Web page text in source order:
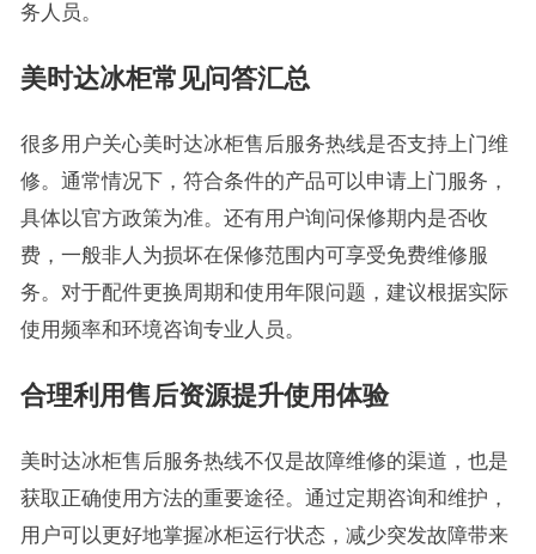
务人员。
美时达冰柜常见问答汇总
很多用户关心美时达冰柜售后服务热线是否支持上门维
修。通常情况下，符合条件的产品可以申请上门服务，
具体以官方政策为准。还有用户询问保修期内是否收
费，一般非人为损坏在保修范围内可享受免费维修服
务。对于配件更换周期和使用年限问题，建议根据实际
使用频率和环境咨询专业人员。
合理利用售后资源提升使用体验
美时达冰柜售后服务热线不仅是故障维修的渠道，也是
获取正确使用方法的重要途径。通过定期咨询和维护，
用户可以更好地掌握冰柜运行状态，减少突发故障带来